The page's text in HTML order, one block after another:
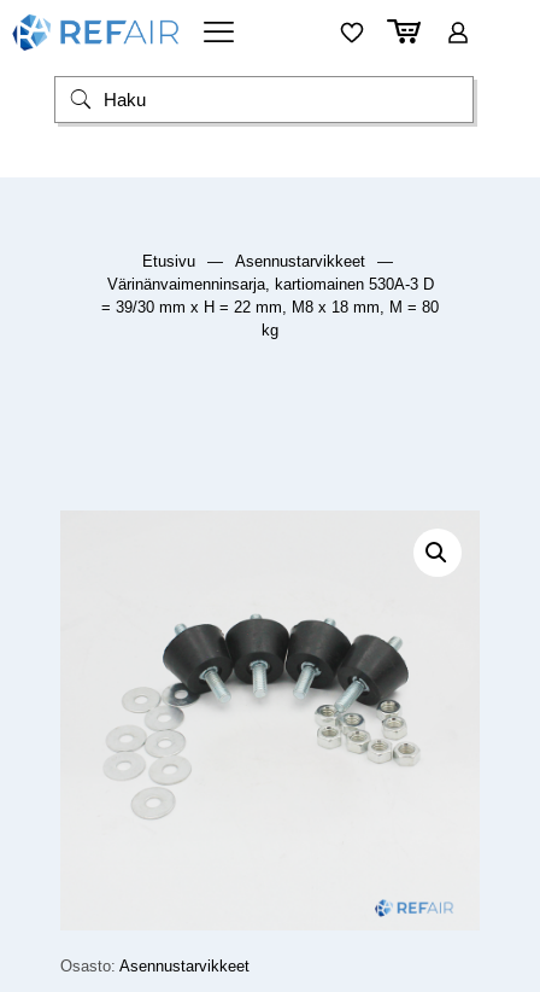
Etusivu — Asennustarvikkeet
—
Värinänvaimenninsarja, kartiomainen 530A-3 D
= 39/30 mm x H = 22 mm, M8 x 18 mm, M = 80
kg
Osasto: Asennustarvikkeet